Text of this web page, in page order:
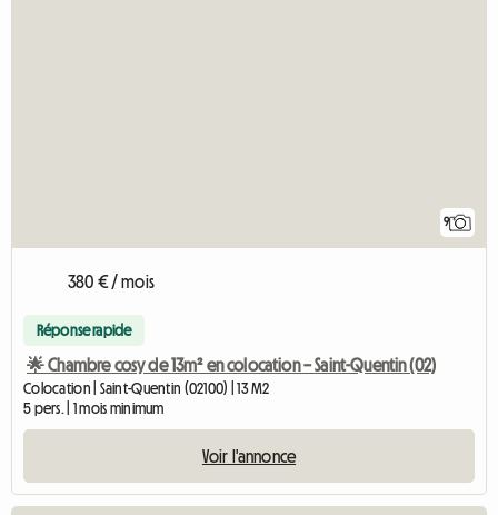
9
380 € / mois
Réponse rapide
🌟 Chambre cosy de 13m² en colocation – Saint-Quentin (02)
Colocation | Saint-Quentin (02100) | 13 M2
5 pers. | 1 mois minimum
Voir l'annonce